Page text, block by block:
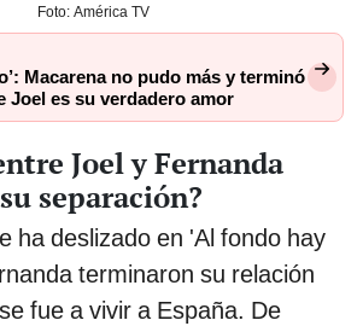
Foto: América TV
Macarena no pudo más y terminó
Joel es su verdadero amor
Joel y Fernanda
separación?
ha deslizado en 'Al fondo hay
terminaron su relación
fue a vivir a España. De